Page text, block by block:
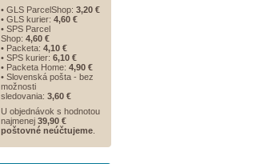
• GLS ParcelShop: 3,20 €
• GLS kurier: 4,60 €
• SPS Parcel
Shop: 4,60 €
• Packeta: 4,10 €
• SPS kurier: 6,10 €
• Packeta Home: 4,90 €
• Slovenská pošta - bez
možnosti
sledovania: 3,60 €
U objednávok s hodnotou
najmenej 39,90 €
poštovné neúčtujeme